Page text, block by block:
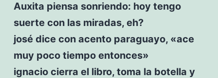
Auxita piensa sonriendo: hoy tengo
suerte con las miradas, eh?
josé dice con acento paraguayo, «ace
muy poco tiempo entonces»
ignacio cierra el libro, toma la botella y